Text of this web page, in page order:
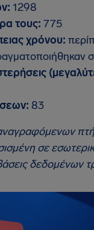
1298
τους: 775
χρόνου:
83
σε
δεδομένων